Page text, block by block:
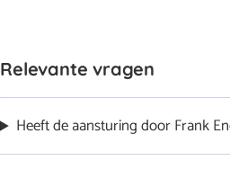
Relevante vragen
Heeft de aansturing door Frank